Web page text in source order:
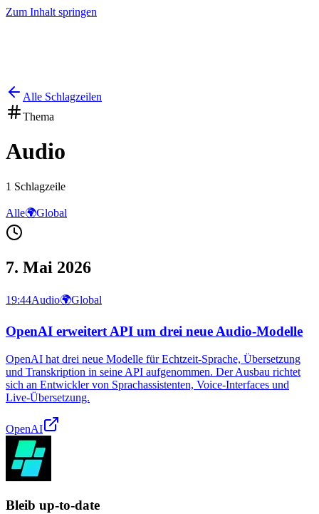
Zum Inhalt springen
Alle Schlagzeilen
Thema
Audio
1 Schlagzeile
Alle🌍Global
7. Mai 2026
19:44Audio🌍Global
OpenAI erweitert API um drei neue Audio-Modelle
OpenAI hat drei neue Modelle für Echtzeit-Sprache, Übersetzung
und Transkription in seine API aufgenommen. Der Ausbau richtet
sich an Entwickler von Sprachassistenten, Voice-Interfaces und
Live-Übersetzung.
OpenAI
Bleib up-to-date